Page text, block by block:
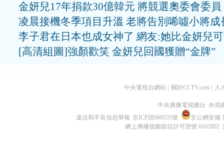
金妍兒17年捐款30億韓元 將競選奧委會委員
凌晨接機冬季項目升溫 老將告別唏噓小將成
李子君在日本也成女神了 網友:她比金妍兒
[高清組圖]強顏歡笑 金妍兒回國獲贈“金牌”
中央電視台網站 關於CCTV.com 人
中央廣播電視總台 央視
違法和不良信息舉報 京ICP證060535號
京公網安備
網上傳播視聽節目許可證號 0102002